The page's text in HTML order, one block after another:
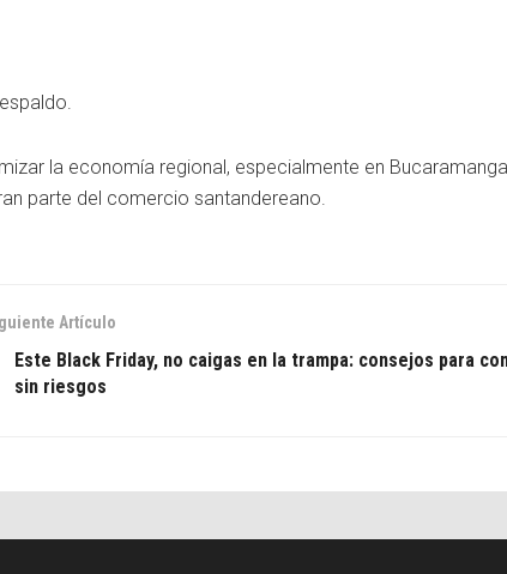
la economía regional, especialmente en
parte del comercio santandereano.
Artículo
Este Black Friday, no caigas en la trampa: consejos para
sin riesgos